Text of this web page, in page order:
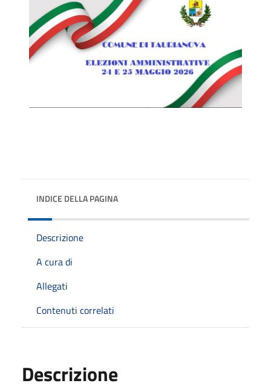
INDICE DELLA PAGINA
Descrizione
A cura di
Allegati
Contenuti correlati
Descrizione